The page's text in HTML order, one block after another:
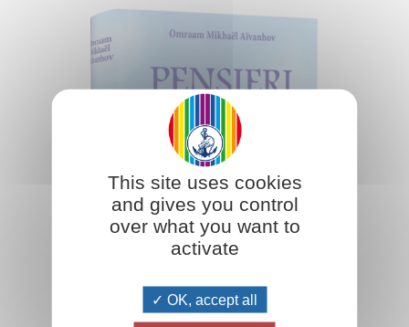
This site uses cookies
and gives you control
over what you want to
activate
OK, accept all